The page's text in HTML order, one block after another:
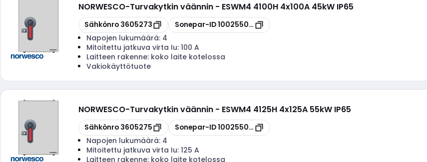
NORWESCO-Turvakytkin väännin - ESWM4 4100H 4x100A 45kW IP65
Kopioi
Sähkönro 3605273 Kopioi
Sonepar-ID100255076
Napojen lukumäärä: 4
Mitoitettu jatkuva virta Iu: 100 A
Laitteen rakenne: koko laite kotelossa
Vakiokäyttötuote
NORWESCO-Turvakytkin väännin - ESWM4 4125H 4x125A 55kW IP65
Kopioi
Sähkönro 3605275 Kopioi
Sonepar-ID100255078
Napojen lukumäärä: 4
Mitoitettu jatkuva virta Iu: 125 A
Laitteen rakenne: koko laite kotelossa